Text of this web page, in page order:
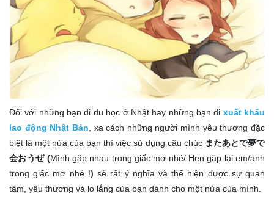
Đối với những bạn đi du học ở Nhật hay những bạn đi xuất khẩu
lao động Nhật Bản , xa cách những người mình yêu thương đặc
biệt là một nửa của bạn thì việc sử dụng câu chúc またあとで夢で
会おうぜ (Mình gặp nhau trong giấc mơ nhé/ Hẹn gặp lại em/anh
trong giấc mơ nhé !)sẽ rất ý nghĩa và thể hiện được sự quan
tâm, yêu thương và lo lắng của bạn dành cho một nửa của mình.